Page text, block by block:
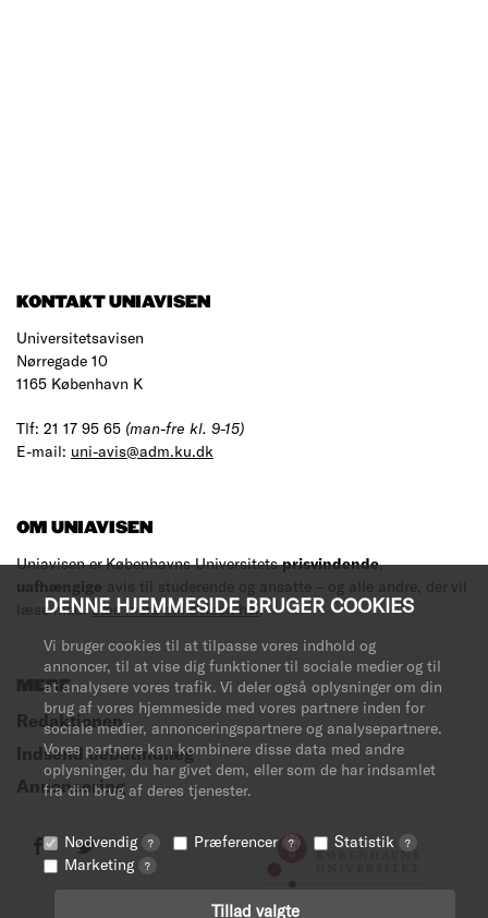
DENNE HJEMMESIDE BRUGER COOKIES
Vi bruger cookies til at tilpasse vores indhold og
annoncer, til at vise dig funktioner til sociale medier og til
at analysere vores trafik. Vi deler også oplysninger om din
brug af vores hjemmeside med vores partnere inden for
sociale medier, annonceringspartnere og analysepartnere.
Vores partnere kan kombinere disse data med andre
oplysninger, du har givet dem, eller som de har indsamlet
fra din brug af deres tjenester.
Nødvendig ? Præferencer ? Statistik ?
Marketing ?
Tillad valgte
KONTAKT UNIAVISEN
Universitetsavisen
Nørregade 10
1165 København K
Tlf: 21 17 95 65 (man-fre kl. 9-15)
E-mail: uni-avis@adm.ku.dk
OM UNIAVISEN
Uniavisen er Københavns Universitetsprisvindende,
uafhængige avis til studerende og ansatte – og alle andre, der vil
læse med.Læs mere om avisen her.
MERE
Redaktionen
Indsend debatindlæg
Annoncering